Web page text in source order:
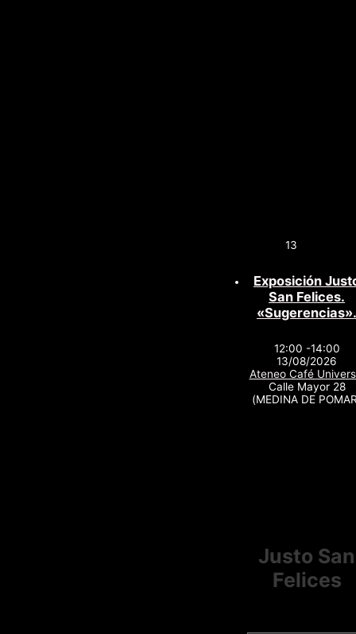
13
Exposición
San Felices.
«Sugerencias».
12:00 -14:00
13/08/2026
Ateneo Café
Calle Mayor 28
(MEDINA DE
Justo San
Felices